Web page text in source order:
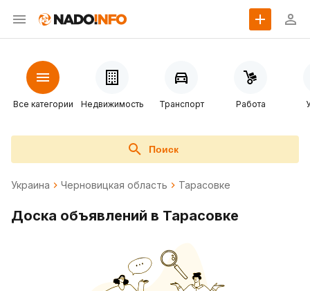
Все категории Недвижимость Транспорт Работа
Поиск
Украина Черновицкая область Тарасовке
Доска объявлений в Тарасовке